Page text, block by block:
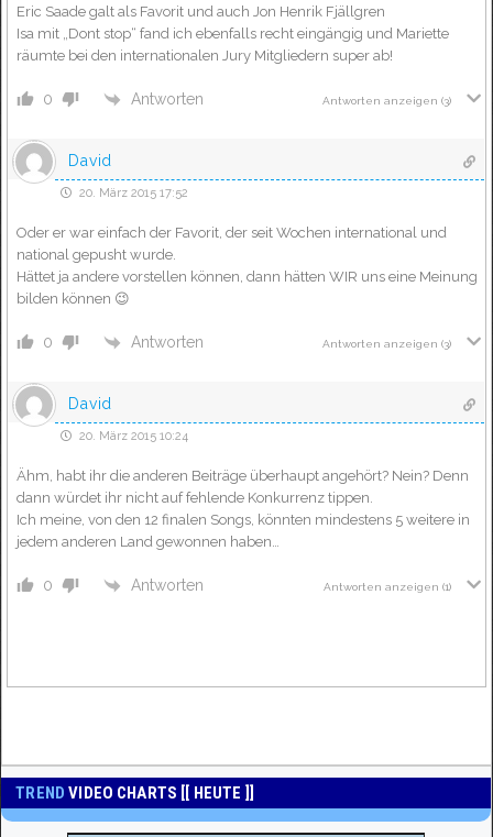
Eric Saade galt als Favorit und auch Jon Henrik Fjällgren
Isa mit „Dont stop“ fand ich ebenfalls recht eingängig und Mariette
räumte bei den internationalen Jury Mitgliedern super ab!
0 Antworten Antworten anzeigen (3)
David
20. März 2015 17:52
Oder er war einfach der Favorit, der seit Wochen international und
national gepusht wurde.
Hättet ja andere vorstellen können, dann hätten WIR uns eine Meinung
bilden können 😉
0 Antworten Antworten anzeigen (3)
David
20. März 2015 10:24
Ähm, habt ihr die anderen Beiträge überhaupt angehört? Nein? Denn
dann würdet ihr nicht auf fehlende Konkurrenz tippen.
Ich meine, von den 12 finalen Songs, könnten mindestens 5 weitere in
jedem anderen Land gewonnen haben…
0 Antworten Antworten anzeigen (1)
TRENDVIDEO CHARTS [[ HEUTE ]]